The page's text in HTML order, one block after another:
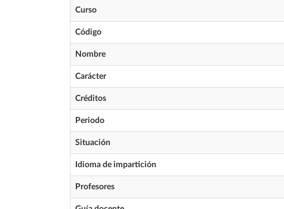
Curso
Código
Nombre
Carácter
Créditos
Periodo
Situación
Idioma de impartición
Profesores